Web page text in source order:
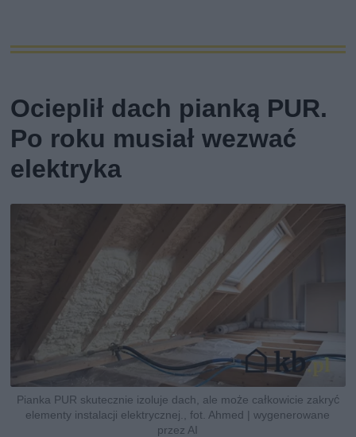
Ocieplił dach pianką PUR.
Po roku musiał wezwać
elektryka
Pianka PUR skutecznie izoluje dach, ale może całkowicie zakryć
elementy instalacji elektrycznej., fot. Ahmed | wygenerowane
przez AI